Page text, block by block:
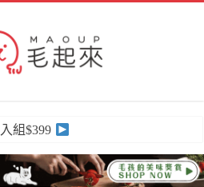
組$399